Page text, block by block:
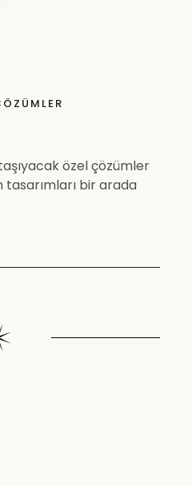
özel çözümler
tasarımları bir arada